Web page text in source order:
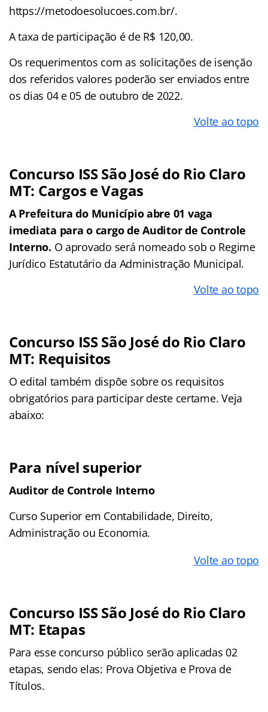
https://metodoesolucoes.com.br/.
A taxa de participação é de R$ 120,00.
Os requerimentos com as solicitações de isenção
dos referidos valores poderão ser enviados entre
os dias 04 e 05 de outubro de 2022.
Volte ao topo
Concurso ISS São José do Rio Claro
MT: Cargos e Vagas
A Prefeitura do Município abre 01 vaga
imediata para o cargo de Auditor de Controle
Interno. O aprovado será nomeado sob o Regime
Jurídico Estatutário da Administração Municipal.
Volte ao topo
Concurso ISS São José do Rio Claro
MT: Requisitos
O edital também dispõe sobre os requisitos
obrigatórios para participar deste certame. Veja
abaixo:
Para nível superior
Auditor de Controle Interno
Curso Superior em Contabilidade, Direito,
Administração ou Economia.
Volte ao topo
Concurso ISS São José do Rio Claro
MT: Etapas
Para esse concurso público serão aplicadas 02
etapas, sendo elas: Prova Objetiva e Prova de
Títulos.